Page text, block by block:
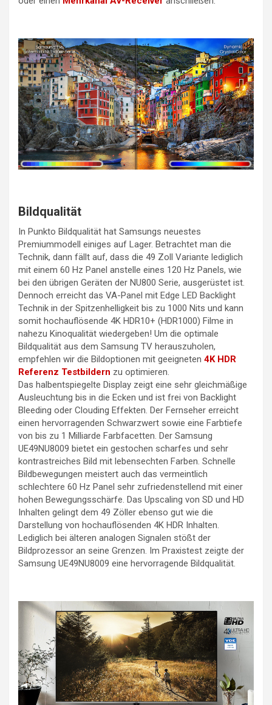
Bildqualität
In Punkto Bildqualität hat Samsungs neuestes
Premiummodell einiges auf Lager. Betrachtet man die
Technik, dann fällt auf, dass die 49 Zoll Variante lediglich
mit einem 60 Hz Panel anstelle eines 120 Hz Panels, wie
bei den übrigen Geräten der NU800 Serie, ausgerüstet ist.
Dennoch erreicht das VA-Panel mit Edge LED Backlight
Technik in der Spitzenhelligkeit bis zu 1000 Nits und kann
somit hochauflösende 4K HDR10+ (HDR1000) Filme in
nahezu Kinoqualität wiedergeben! Um die optimale
Bildqualität aus dem Samsung TV herauszuholen,
empfehlen wir die Bildoptionen mit geeigneten 4K HDR
Referenz Testbildern zu optimieren.
Das halbentspiegelte Display zeigt eine sehr gleichmäßige
Ausleuchtung bis in die Ecken und ist frei von Backlight
Bleeding oder Clouding Effekten. Der Fernseher erreicht
einen hervorragenden Schwarzwert sowie eine Farbtiefe
von bis zu 1 Milliarde Farbfacetten. Der Samsung
UE49NU8009 bietet ein gestochen scharfes und sehr
kontrastreiches Bild mit lebensechten Farben. Schnelle
Bildbewegungen meistert auch das vermeintlich
schlechtere 60 Hz Panel sehr zufriedenstellend mit einer
hohen Bewegungsschärfe. Das Upscaling von SD und HD
Inhalten gelingt dem 49 Zöller ebenso gut wie die
Darstellung von hochauflösenden 4K HDR Inhalten.
Lediglich bei älteren analogen Signalen stößt der
Bildprozessor an seine Grenzen. Im Praxistest zeigte der
Samsung UE49NU8009 eine hervorragende Bildqualität.